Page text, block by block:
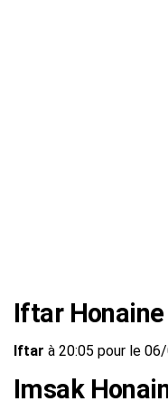
Iftar Honaine
Iftar à 20:05 pour le
Imsak